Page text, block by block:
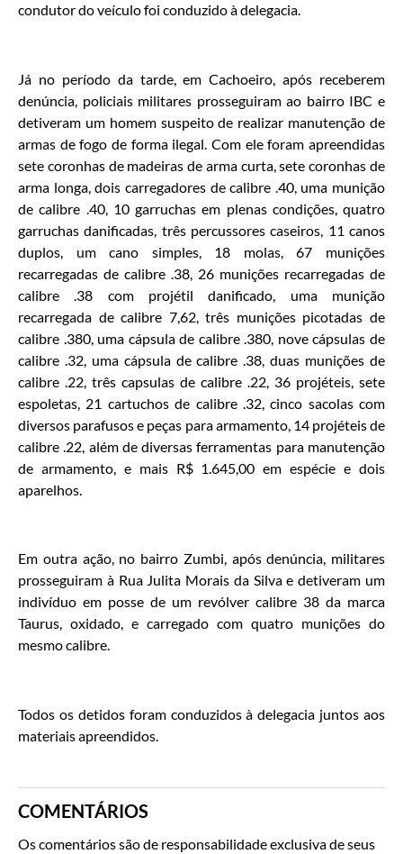
condutor do veículo foi conduzido à delegacia.
Já no período da tarde, em Cachoeiro, após receberem
denúncia, policiais militares prosseguiram ao bairro IBC e
detiveram um homem suspeito de realizar manutenção de
armas de fogo de forma ilegal. Com ele foram apreendidas
sete coronhas de madeiras de arma curta, sete coronhas de
arma longa, dois carregadores de calibre .40, uma munição
de calibre .40, 10 garruchas em plenas condições, quatro
garruchas danificadas, três percussores caseiros, 11 canos
duplos, um cano simples, 18 molas, 67 munições
recarregadas de calibre .38, 26 munições recarregadas de
calibre .38 com projétil danificado, uma munição
recarregada de calibre 7,62, três munições picotadas de
calibre .380, uma cápsula de calibre .380, nove cápsulas de
calibre .32, uma cápsula de calibre .38, duas munições de
calibre .22, três capsulas de calibre .22, 36 projéteis, sete
espoletas, 21 cartuchos de calibre .32, cinco sacolas com
diversos parafusos e peças para armamento, 14 projéteis de
calibre .22, além de diversas ferramentas para manutenção
de armamento, e mais R$ 1.645,00 em espécie e dois
aparelhos.
Em outra ação, no bairro Zumbi, após denúncia, militares
prosseguiram à Rua Julita Morais da Silva e detiveram um
indivíduo em posse de um revólver calibre 38 da marca
Taurus, oxidado, e carregado com quatro munições do
mesmo calibre.
Todos os detidos foram conduzidos à delegacia juntos aos
materiais apreendidos.
COMENTÁRIOS
Os comentários são de responsabilidade exclusiva de seus